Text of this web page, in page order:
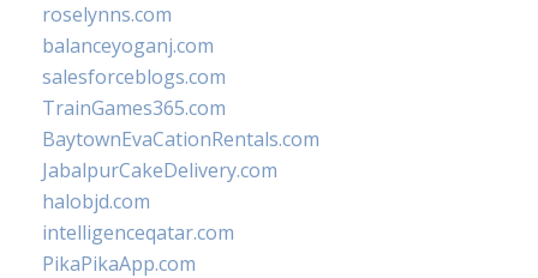
roselynns.com
balanceyoganj.com
salesforceblogs.com
TrainGames365.com
BaytownEvaCationRentals.com
JabalpurCakeDelivery.com
halobjd.com
intelligenceqatar.com
PikaPikaApp.com